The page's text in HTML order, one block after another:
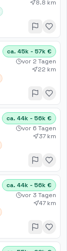
8.8 km
ca. 45k - 57k €
vor 2 Tagen
22 km
ca. 44k - 56k €
vor 6 Tagen
37 km
ca. 44k - 56k €
vor 3 Tagen
47 km